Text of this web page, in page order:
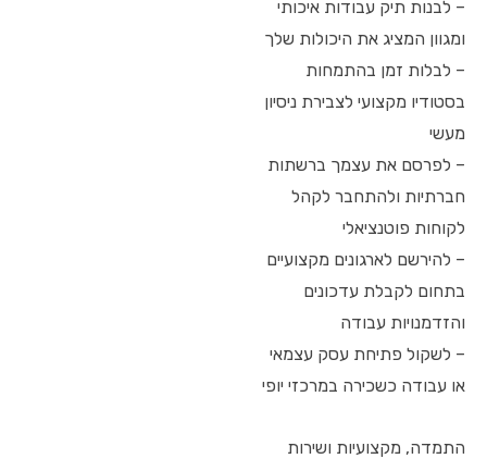
– לבנות תיק עבודות איכותי
ומגוון המציג את היכולות שלך
– לבלות זמן בהתמחות
בסטודיו מקצועי לצבירת ניסיון
מעשי
– לפרסם את עצמך ברשתות
חברתיות ולהתחבר לקהל
לקוחות פוטנציאלי
– להירשם לארגונים מקצועיים
בתחום לקבלת עדכונים
והזדמנויות עבודה
– לשקול פתיחת עסק עצמאי
או עבודה כשכירה במרכזי יופי
התמדה, מקצועיות ושירות